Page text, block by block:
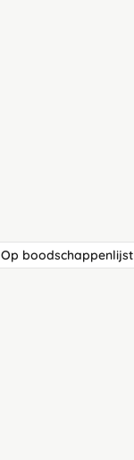
Op boodschappenlijst